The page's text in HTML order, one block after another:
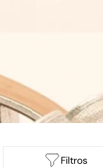
Filtros